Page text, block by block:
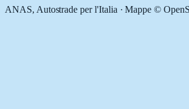
ANAS, Autostrade per l'Italia · Mappe ©